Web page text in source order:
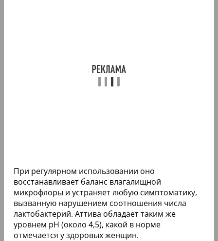
При регулярном использовании оно
восстанавливает баланс влагалищной
микрофлоры и устраняет любую симптоматику,
вызванную нарушением соотношения числа
лактобактерий. Аттива обладает таким же
уровнем pH (около 4,5), какой в норме
отмечается у здоровых женщин.